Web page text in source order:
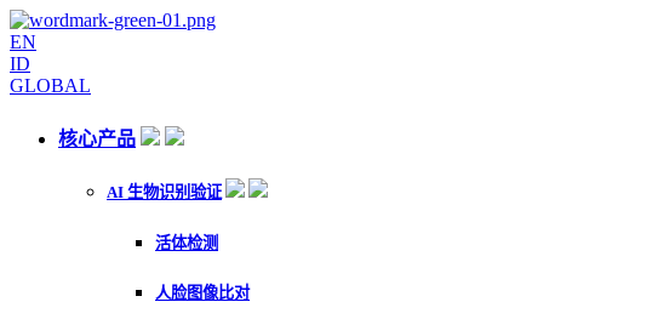
EN
ID
GLOBAL
核心产品
AI 生物识别验证
活体检测
人脸图像比对